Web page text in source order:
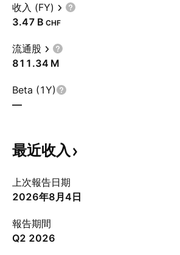
收入 (FY)
‪3.47 B‬ CHF
流通股
‪811.34 M‬
Beta (1Y)
—
最近收入
上次報告日期
2026年8月4日
報告期間
Q2 2026